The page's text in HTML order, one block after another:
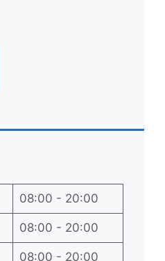
08:00 - 20:00
08:00 - 20:00
08:00 - 20:00